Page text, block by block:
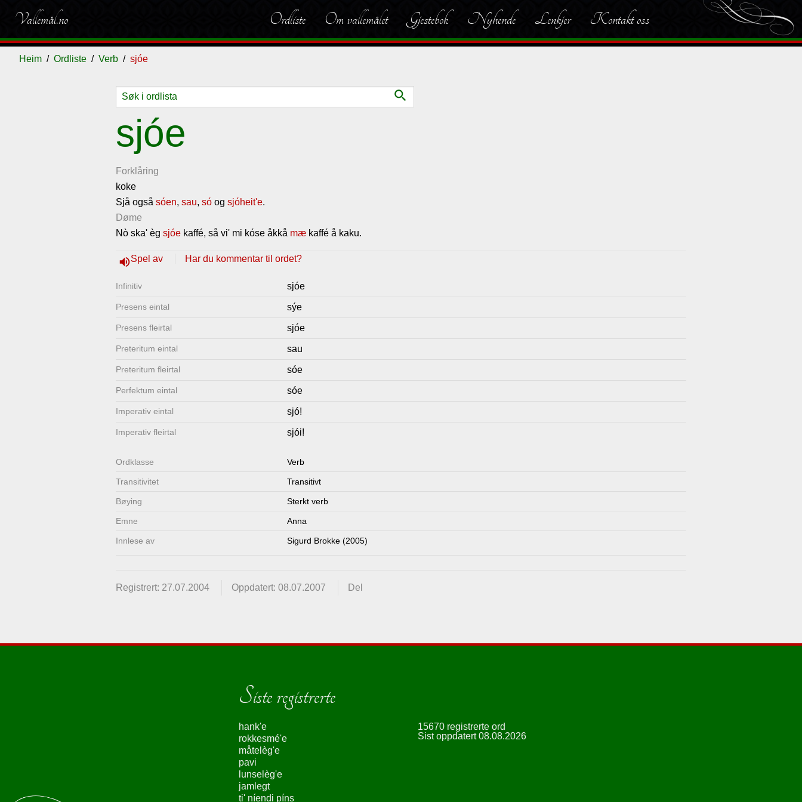
Vallemål.no Ordliste Om vallemålet Gjestebok Nyhende Lenkjer Kontakt oss
Heim Ordliste Verb sjóe
search
sjóe
Forklåring
koke
Sjå også sóen, sau, só og sjóheit'e.
Døme
Nò ska' èg sjóe kaffé, så vi' mi kóse åkkå mæ kaffé å kaku.
volume_upSpel av Har du kommentar til ordet?
Infinitiv sjóe
Presens eintal sýe
Presens fleirtal sjóe
Preteritum eintal sau
Preteritum fleirtal sóe
Perfektum eintal sóe
Imperativ eintal sjó!
Imperativ fleirtal sjói!
Ordklasse Verb
Transitivitet Transitivt
Bøying Sterkt verb
Emne Anna
Innlese av Sigurd Brokke (2005)
Registrert: 27.07.2004 Oppdatert: 08.07.2007 Del
Siste registrerte
hank'e
rokkesmé'e
måtelèg'e
pavi
lunselèg'e
jamlegt
ti' níendi píns
15670 registrerte ord
Sist oppdatert 08.08.2026